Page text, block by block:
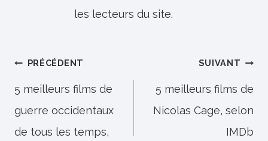
les lecteurs du site.
Navigation
de
l’article
PRÉCÉDENT
5 meilleurs films de
guerre occidentaux
de tous les temps,
SUIVANT
5 meilleurs films de
Nicolas Cage, selon
IMDb